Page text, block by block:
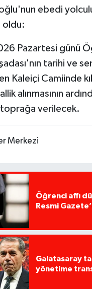
ebedi
oldu:
Pazartesi günü
tarihi ve
Kaleiçi Camiinde
alınmasının
toprağa verilecek.
Merkezi
Öğrenci affı
Resmi
Galatasaray
yönetime